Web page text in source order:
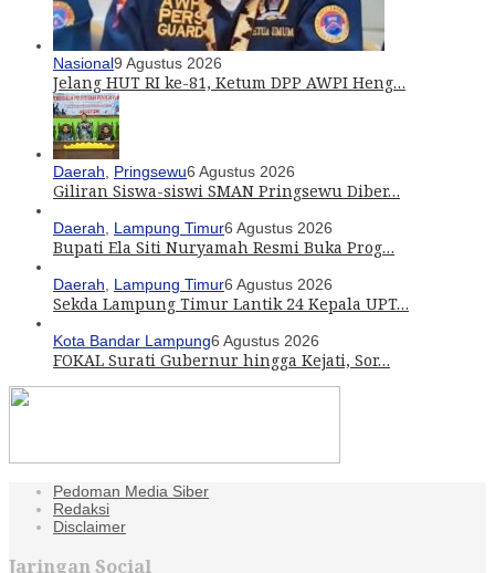
Nasional9 Agustus 2026
Jelang HUT RI ke-81, Ketum DPP AWPI Heng…
Daerah Pringsewu6 Agustus 2026
Giliran Siswa-siswi SMAN Pringsewu Diber…
Daerah Lampung Timur6 Agustus 2026
Bupati Ela Siti Nuryamah Resmi Buka Prog…
Daerah Lampung Timur6 Agustus 2026
Sekda Lampung Timur Lantik 24 Kepala UPT…
Kota Bandar Lampung6 Agustus 2026
FOKAL Surati Gubernur hingga Kejati, Sor…
Pedoman Media Siber
Redaksi
Disclaimer
Jaringan Social